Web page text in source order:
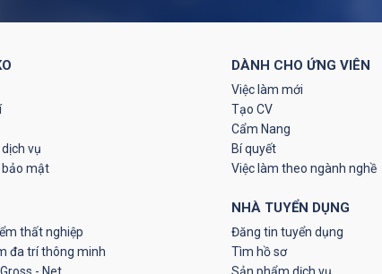
vụ
bảo mật
thất nghiệp
đa trí thông minh
- Net
DÀNH CHO ỨNG VIÊN
Việc làm mới
Tạo CV
Cẩm Nang
Bí quyết
Việc làm theo ngành nghề
NHÀ TUYỂN DỤNG
Đăng tin tuyển dụng
Tìm hồ sơ
Sản phẩm dịch vụ